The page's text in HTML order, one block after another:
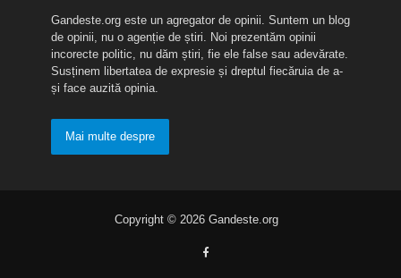
Gandeste.org este un agregator de opinii. Suntem un blog
de opinii, nu o agenție de știri. Noi prezentăm opinii
incorecte politic, nu dăm știri, fie ele false sau adevărate.
Susținem libertatea de expresie și dreptul fiecăruia de a-
și face auzită opinia.
Mai multe despre
Copyright © 2026 Gandeste.org